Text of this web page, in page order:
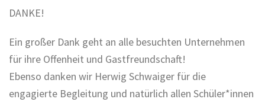
DANKE!
Ein großer Dank geht an alle besuchten Unternehmen
für ihre Offenheit und Gastfreundschaft!
Ebenso danken wir Herwig Schwaiger für die
engagierte Begleitung und natürlich allen Schüler*innen